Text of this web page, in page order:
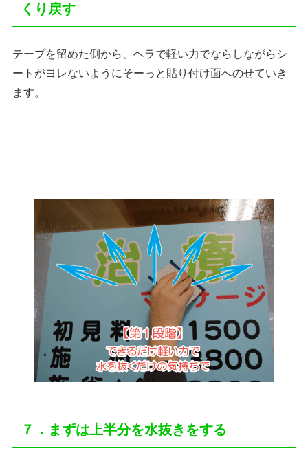
くり戻す
テープを留めた側から、ヘラで軽い力でならしながらシ
ートがヨレないようにそーっと貼り付け面へのせていき
ます。
７．まずは上半分を水抜きをする